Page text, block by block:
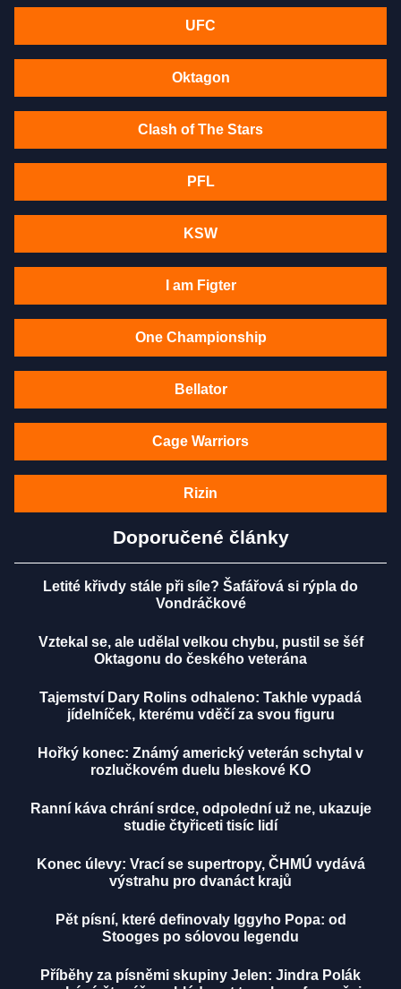
UFC
Oktagon
Clash of The Stars
PFL
KSW
I am Figter
One Championship
Bellator
Cage Warriors
Rizin
Doporučené články
Letité křivdy stále při síle? Šafářová si rýpla do
Vondráčkové
Vztekal se, ale udělal velkou chybu, pustil se šéf
Oktagonu do českého veterána
Tajemství Dary Rolins odhaleno: Takhle vypadá
jídelníček, kterému vděčí za svou figuru
Hořký konec: Známý americký veterán schytal v
rozlučkovém duelu bleskové KO
Ranní káva chrání srdce, odpolední už ne, ukazuje
studie čtyřiceti tisíc lidí
Konec úlevy: Vrací se supertropy, ČHMÚ vydává
výstrahu pro dvanáct krajů
Pět písní, které definovaly Iggyho Popa: od
Stooges po sólovou legendu
Příběhy za písněmi skupiny Jelen: Jindra Polák